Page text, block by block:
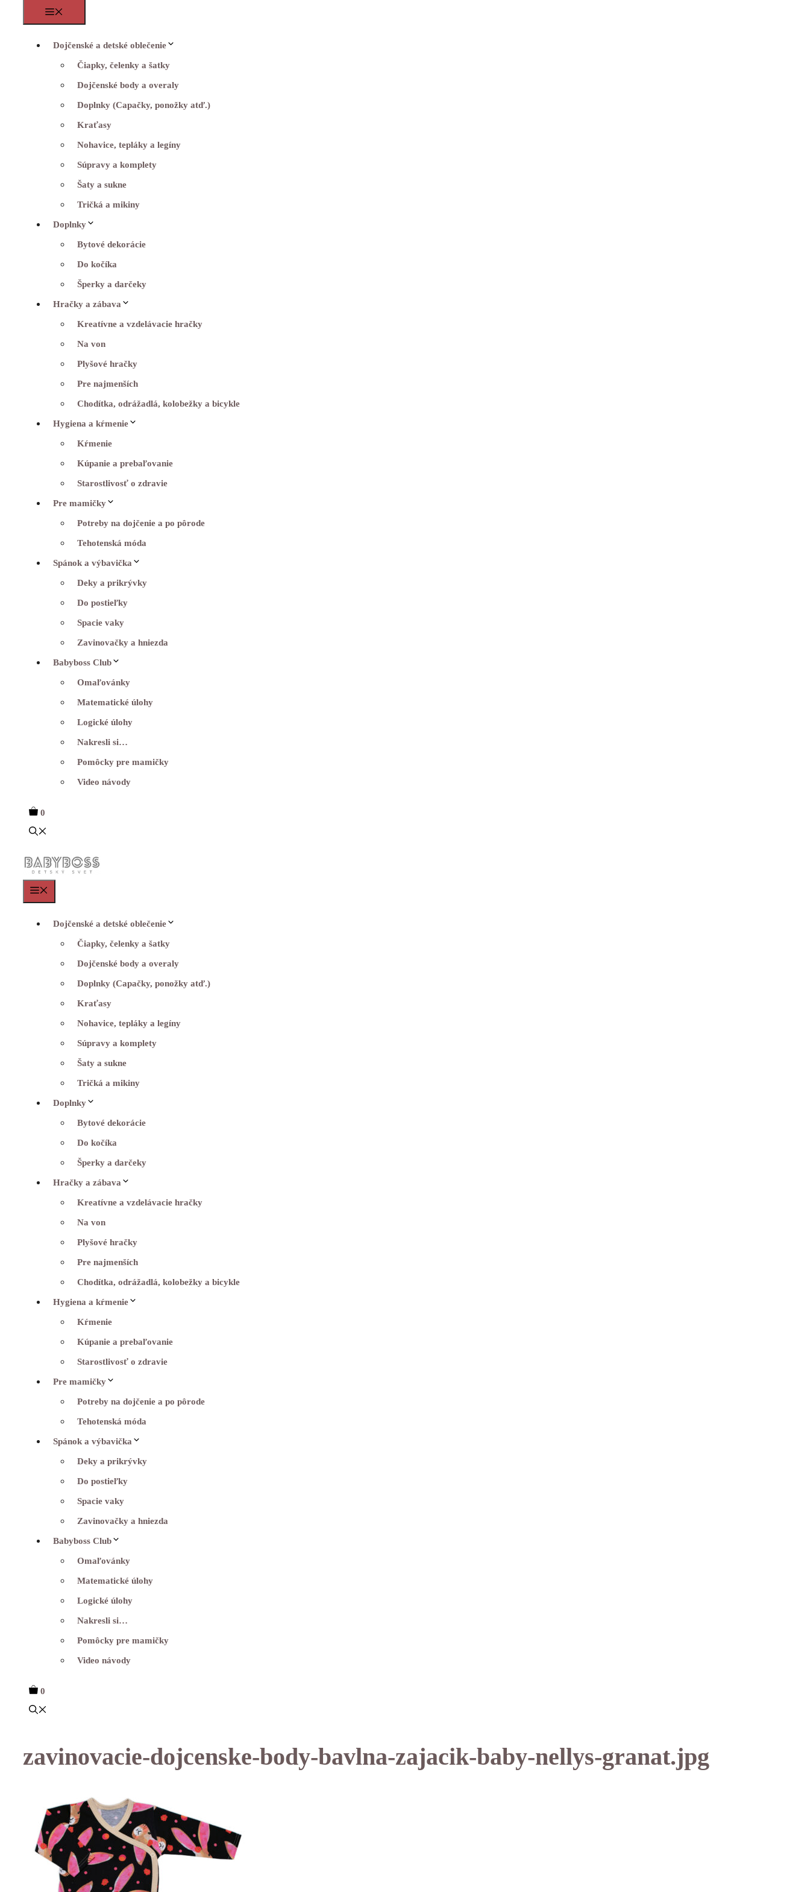
Dojčenské a detské oblečenie
Čiapky, čelenky a šatky
Dojčenské body a overaly
Doplnky (Capačky, ponožky atď.)
Kraťasy
Nohavice, tepláky a legíny
Súpravy a komplety
Šaty a sukne
Tričká a mikiny
Doplnky
Bytové dekorácie
Do kočíka
Šperky a darčeky
Hračky a zábava
Kreatívne a vzdelávacie hračky
Na von
Plyšové hračky
Pre najmenších
Chodítka, odrážadlá, kolobežky a bicykle
Hygiena a kŕmenie
Kŕmenie
Kúpanie a prebaľovanie
Starostlivosť o zdravie
Pre mamičky
Potreby na dojčenie a po pôrode
Tehotenská móda
Spánok a výbavička
Deky a prikrývky
Do postieľky
Spacie vaky
Zavinovačky a hniezda
Babyboss Club
Omaľovánky
Matematické úlohy
Logické úlohy
Nakresli si…
Pomôcky pre mamičky
Video návody
0
Dojčenské a detské oblečenie
Čiapky, čelenky a šatky
Dojčenské body a overaly
Doplnky (Capačky, ponožky atď.)
Kraťasy
Nohavice, tepláky a legíny
Súpravy a komplety
Šaty a sukne
Tričká a mikiny
Doplnky
Bytové dekorácie
Do kočíka
Šperky a darčeky
Hračky a zábava
Kreatívne a vzdelávacie hračky
Na von
Plyšové hračky
Pre najmenších
Chodítka, odrážadlá, kolobežky a bicykle
Hygiena a kŕmenie
Kŕmenie
Kúpanie a prebaľovanie
Starostlivosť o zdravie
Pre mamičky
Potreby na dojčenie a po pôrode
Tehotenská móda
Spánok a výbavička
Deky a prikrývky
Do postieľky
Spacie vaky
Zavinovačky a hniezda
Babyboss Club
Omaľovánky
Matematické úlohy
Logické úlohy
Nakresli si…
Pomôcky pre mamičky
Video návody
0
zavinovacie-dojcenske-body-bavlna-zajacik-baby-nellys-granat.jpg